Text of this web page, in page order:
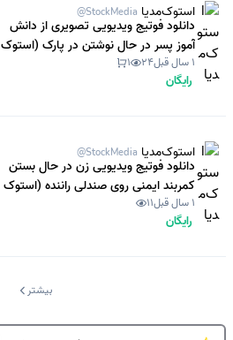
استوک‌مدیا @StockMedia
دانلود فوتیج ویدیویی تصویری از دانش
آموز پسر در حال نوشتن در پارک (استوک
فوتیج)1 سال قبل 24
1
رایگان
استوک‌مدیا @StockMedia
دانلود فوتیج ویدیویی زن در حال بستن
کمربند ایمنی روی صندلی راننده (استوک
فوتیج)1 سال قبل 11
رایگان
بیشتر